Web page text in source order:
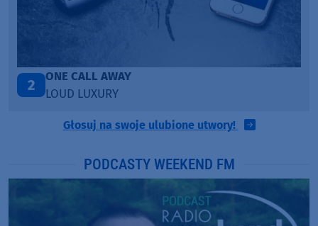
3
Talk To You
ANOTR ft. 54 Ultra
Głosuj na swoje ulubione utwory!
PODCASTY WEEKEND FM